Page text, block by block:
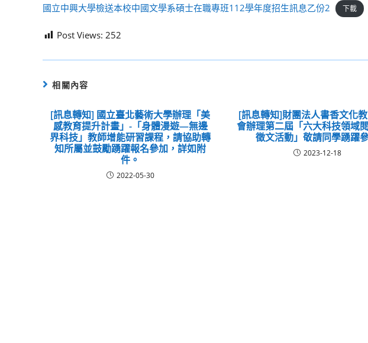
國立中興大學檢送本校中國文學系碩士在職專班112學年度招生訊息乙份2 下載
Post Views: 252
相關內容
[訊息轉知] 國立臺北藝術大學辦理「美
感教育提升計畫」-「身體漫遊—無邊
界科技」教師增能研習課程，請協助轉
知所屬並鼓勵踴躍報名參加，詳如附
件。
2022-05-30
[訊息轉知]財團法人書香文化
會辦理第二屆「六大科技領域
徵文活動」敬請同學踴躍
2023-12-18